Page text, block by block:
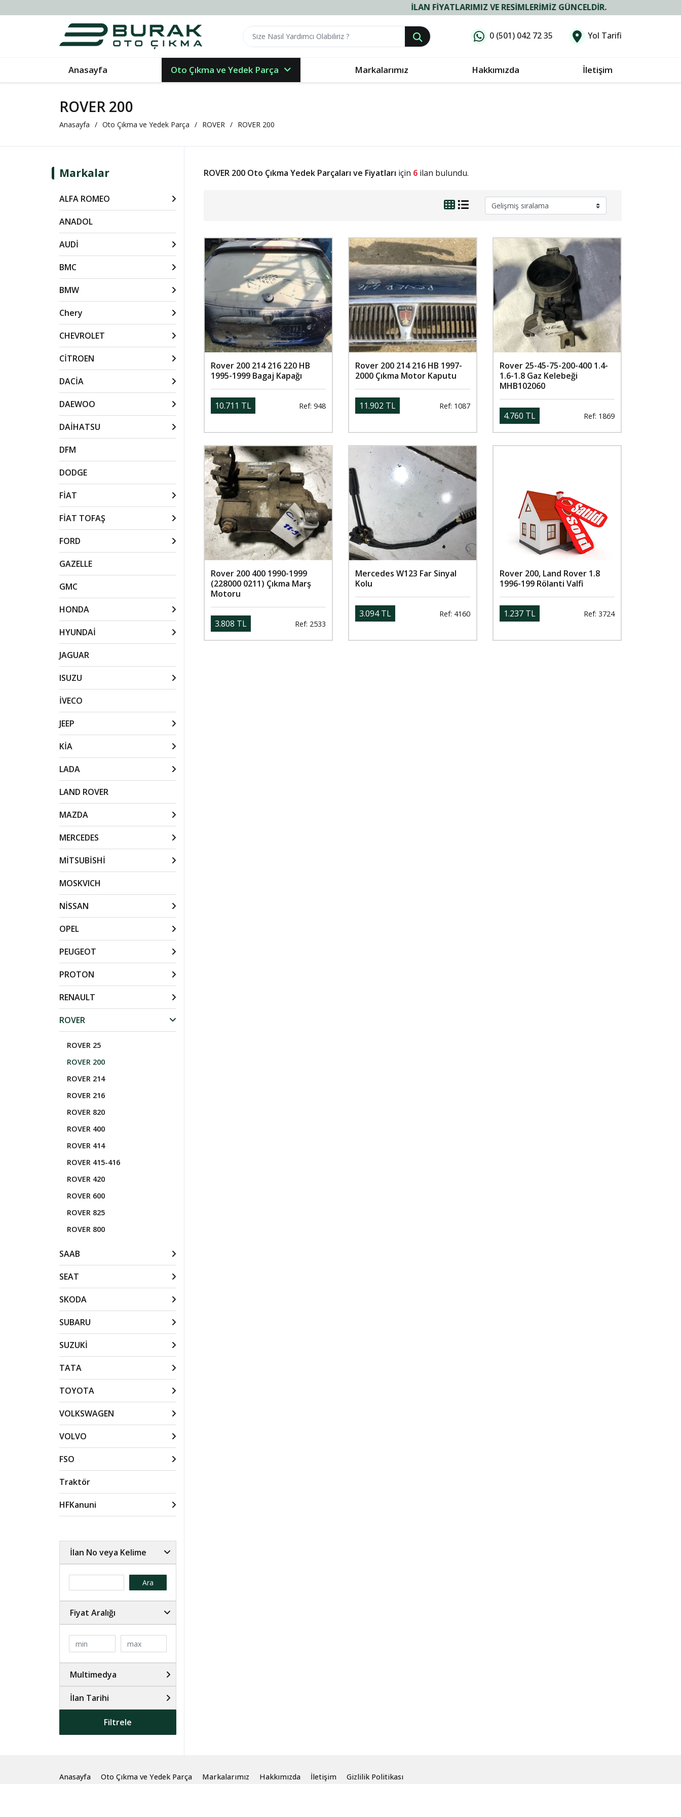
İLAN FIYATLARIMIZ VE RESIMLERIMIZ GÜNCELDIR.
0 (501) 042 72 35 Yol Tarifi
Anasayfa Oto Çıkma ve Yedek Parça Markalarımız Hakkımızda İletişim
ROVER 200
Anasayfa Oto Çıkma ve Yedek Parça ROVER ROVER 200
Markalar
ALFA ROMEO
ANADOL
AUDİ
BMC
BMW
Chery
CHEVROLET
CİTROEN
DACİA
DAEWOO
DAİHATSU
DFM
DODGE
FİAT
FİAT TOFAŞ
FORD
GAZELLE
GMC
HONDA
HYUNDAİ
JAGUAR
ISUZU
İVECO
JEEP
KİA
LADA
LAND ROVER
MAZDA
MERCEDES
MİTSUBİSHİ
MOSKVICH
NİSSAN
OPEL
PEUGEOT
PROTON
RENAULT
ROVER
ROVER 25
ROVER 200
ROVER 214
ROVER 216
ROVER 820
ROVER 400
ROVER 414
ROVER 415-416
ROVER 420
ROVER 600
ROVER 825
ROVER 800
SAAB
SEAT
SKODA
SUBARU
SUZUKİ
TATA
TOYOTA
VOLKSWAGEN
VOLVO
FSO
Traktör
HFKanuni
İlan No veya Kelime
Ara
Fiyat Aralığı
Multimedya
İlan Tarihi
Filtrele
ROVER 200 Oto Çıkma Yedek Parçaları ve Fiyatları için 6ilan bulundu.
Rover 200 214 216 220 HB
1995-1999 Bagaj Kapağı
10.711 TL Ref: 948
Rover 200 214 216 HB 1997-
2000 Çıkma Motor Kaputu
11.902 TL Ref: 1087
Rover 25-45-75-200-400 1.4-
1.6-1.8 Gaz Kelebeği
MHB102060
4.760 TL Ref: 1869
Rover 200 400 1990-1999
(228000 0211) Çıkma Marş
Motoru
3.808 TL Ref: 2533
Mercedes W123 Far Sinyal
Kolu
3.094 TL Ref: 4160
Rover 200, Land Rover 1.8
1996-199 Rölanti Valfi
1.237 TL Ref: 3724
Anasayfa Oto Çıkma ve Yedek Parça Markalarımız Hakkımızda İletişim Gizlilik Politikası